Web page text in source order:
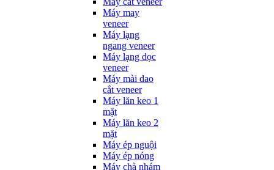
Máy may
veneer
Máy lạng
ngang veneer
Máy lạng dọc
veneer
Máy mài dao
cắt veneer
Máy lăn keo 1
mặt
Máy lăn keo 2
mặt
Máy ép nguội
Máy ép nóng
Máy chà nhám